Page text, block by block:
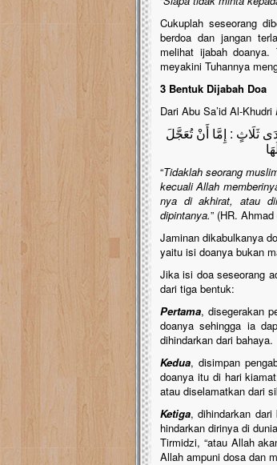
Cukuplah seseorang
berdoa dan jangan
melihat ijabah
meyakini Tuhannya
3 Bentuk Dijabah Doa
Dari Abu Sa’id Al-Khudri
ثَلَاثٍ : إِمَّا أَنْ تُعَجَّلَ
“Tidaklah seorang
kecuali Allah
nya di akhirat, atau
dipintanya.” (HR.
Jaminan dikabulkanya
yaitu isi doanya bukan
Jika isi doa seseorang
dari tiga bentuk:
Pertama, disegerakan
doanya sehingga ia
dihindarkan dari bahaya.
Kedua, disimpan
doanya itu di hari
atau diselamatkan dari
Ketiga, dihindarkan
hindarkan dirinya di
Tirmidzi, “atau Allah
Allah ampuni dosa dan